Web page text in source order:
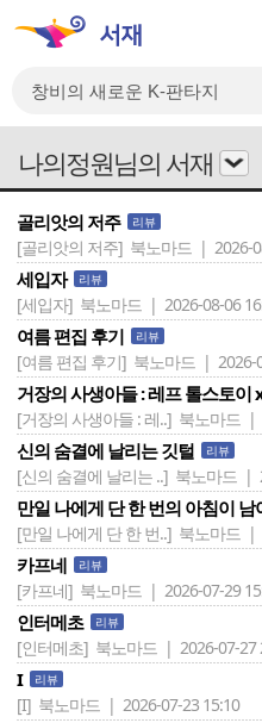
나의정원님의 서재
골리앗의 저주 리뷰
[골리앗의 저주] 북노마드 | 2026-
세입자 리뷰
[세입자] 북노마드 | 2026-08-06
여름 편집 후기 리뷰
[여름 편집 후기] 북노마드 | 2026-
거장의 사생아들 : 레프 톨스토이
[거장의 사생아들 : 레..] 북노마드 |
신의 숨결에 날리는 깃털 리뷰
[신의 숨결에 날리는 ..] 북노마드 |
만일 나에게 단 한 번의 아침이
[만일 나에게 단 한 번..] 북노마드 |
카프네 리뷰
[카프네] 북노마드 | 2026-07-29
인터메초 리뷰
[인터메초] 북노마드 | 2026-07-27
I 리뷰
[I] 북노마드 | 2026-07-23 15:10